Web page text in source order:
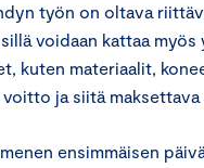
työn on oltava
voidaan kattaa
kuten materiaalit,
ja siitä maksettava
ensimmäisen